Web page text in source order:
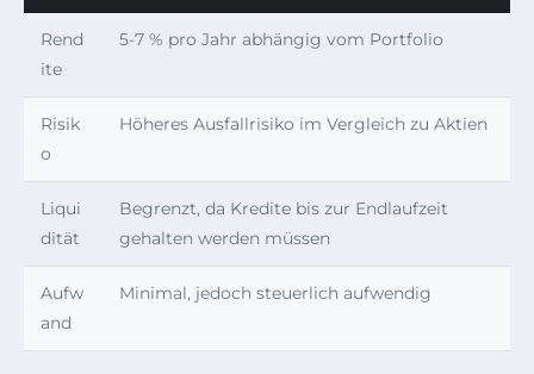
Rend
ite
5-7 % pro Jahr abhängig vom Portfolio
Risik
o
Höheres Ausfallrisiko im Vergleich zu Aktien
Liqui
dität
Begrenzt, da Kredite bis zur Endlaufzeit
gehalten werden müssen
Aufw
and
Minimal, jedoch steuerlich aufwendig